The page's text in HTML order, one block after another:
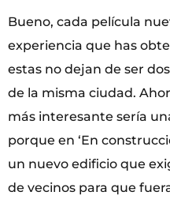
Bueno, cada película
experiencia que has
estas no dejan de ser
de la misma ciudad.
más interesante sería
porque en ‘En
un nuevo edificio que
de vecinos para que